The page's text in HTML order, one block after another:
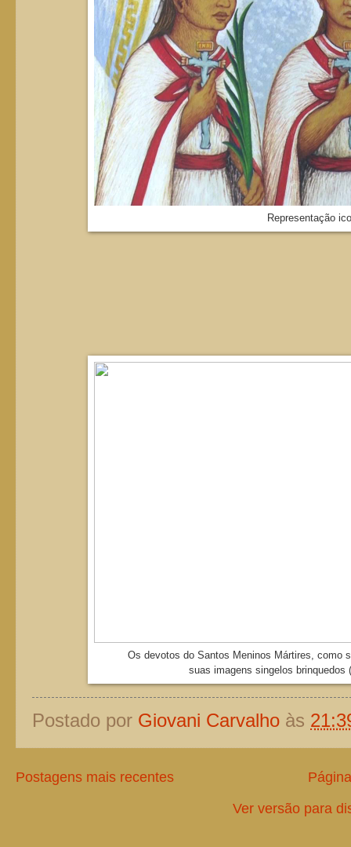
Representação
Os devotos do Santos Meninos Mártires, como
suas imagens singelos brinquedos
Postado por Giovani Carvalho às
Postagens mais recentes
Ver versão para